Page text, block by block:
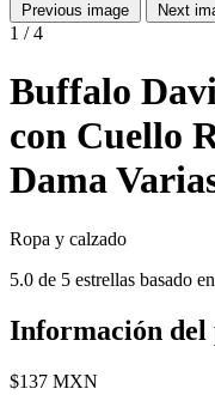
Previous image Next
1 / 4
Buffalo
con Cuello
Dama
Ropa y calzado
5.0 de 5 estrellas basado
Información del
$137 MXN